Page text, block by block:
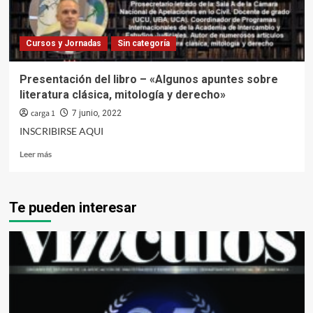
de
la
provincia
de
Buenos
Cursos y Jornadas Sin categoría
Presentación del libro – «Algunos apuntes sobre
literatura clásica, mitología y derecho»
carga 1 7 junio, 2022
INSCRIBIRSE AQUI
Leer másLeer
del
libro
–
«Algunos
apuntes
sobre
Te pueden interesar